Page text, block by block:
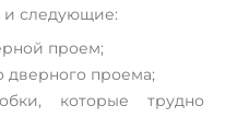
и следующие:
проем;
дверного проема;
которые трудно